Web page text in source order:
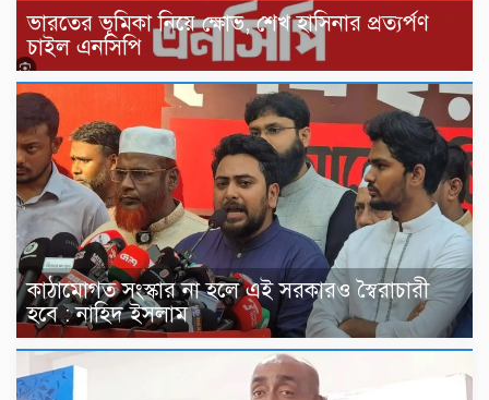
ভারতের ভূমিকা নিয়ে ক্ষোভ, শেখ হাসিনার প্রত্যর্পণ
চাইল এনসিপি
কাঠামোগত সংস্কার না হলে এই সরকারও স্বৈরাচারী
হবে : নাহিদ ইসলাম